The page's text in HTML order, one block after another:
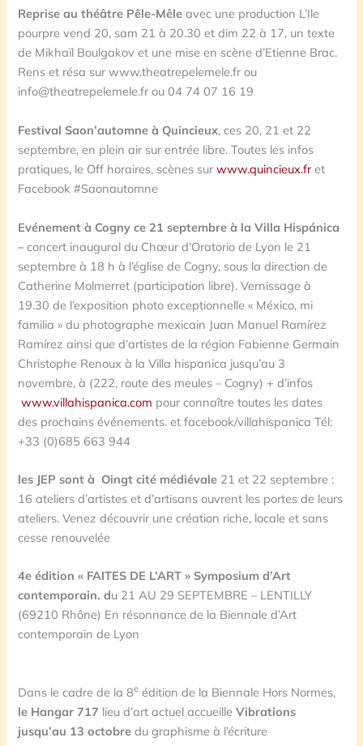
Reprise au théâtre Pêle-Mêle avec une production L’Ile
pourpre vend 20, sam 21 à 20.30 et dim 22 à 17, un texte
de Mikhaïl Boulgakov et une mise en scène d’Etienne Brac.
Rens et résa sur www.theatrepelemele.fr ou
info@theatrepelemele.fr ou 04 74 07 16 19
Festival Saon’automne à Quincieux, ces 20, 21 et 22
septembre, en plein air sur entrée libre. Toutes les infos
pratiques, le Off horaires, scènes surwww.quincieux.fret
Facebook #Saonautomne
Evénement à Cogny ce 21 septembre à la Villa Hispánica
–concert inaugural du Chœur d’Oratorio de Lyon le 21
septembre à 18 h à l’église de Cogny, sous la direction de
Catherine Molmerret (participation libre). Vernissage à
19.30 de l’exposition photo exceptionnelle « México, mi
familia » du photographe mexicain Juan Manuel Ramírez
Ramírez ainsi que d’artistes de la région Fabienne Germain
Christophe Renoux à la Villa hispanica jusqu’au 3
novembre, à (222, route des meules – Cogny) + d’infos
www.villahispanica.com pour connaître toutes les dates
des prochains événements. et facebook/villahispanica Tél:
+33 (0)685 663 944
les JEP sont à Oingt cité médiévale 21 et 22 septembre :
16 ateliers d’artistes et d’artisans ouvrent les portes de leurs
ateliers. Venez découvrir une création riche, locale et sans
cesse renouvelée
4e édition « FAITES DE L’ART » Symposium d’Art
contemporain. du 21 AU 29 SEPTEMBRE – LENTILLY
(69210 Rhône) En résonnance de la Biennale d’Art
contemporain de Lyon
Dans le cadre de la 8e édition de la Biennale Hors Normes,
le Hangar 717 lieu d’art actuel accueille Vibrations
jusqu’au 13 octobredu graphisme à l’écriture